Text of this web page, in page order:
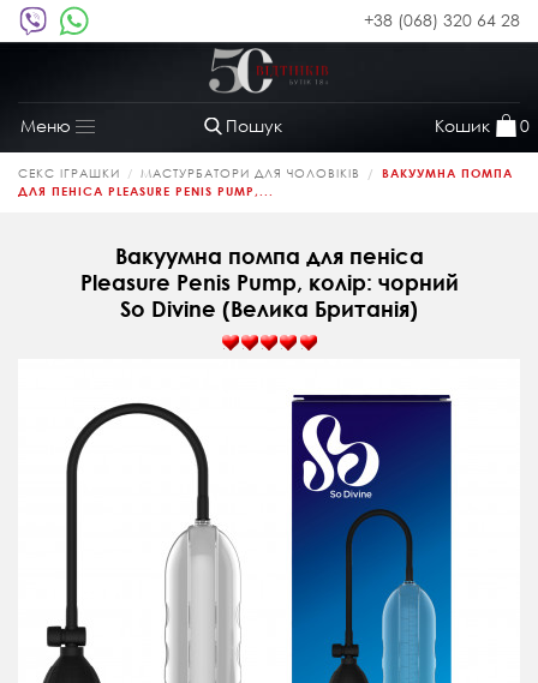
+38 (068) 320 64 28
Пошук Кошик 0
Меню
Toggle
navigation
СЕКС ІГРАШКИ МАСТУРБАТОРИ ДЛЯ ЧОЛОВІКІВ
ВАКУУМНА ПОМПА
ДЛЯ ПЕНІСА PLEASURE PENIS PUMP,...
Вакуумна помпа для пеніса
Pleasure Penis Pump, колір: чорний
So Divine (Велика Британія)